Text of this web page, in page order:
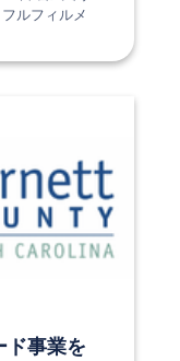
ルフィルメ
ド事業を